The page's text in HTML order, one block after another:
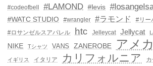
#codeofbell #LAMOND #levis
#WATC STUDIO #wrangler #ラモンド
#リー
#ロサンゼルスアパレル
htc Jelleycat Jellycat
NIKE
Tシャツ VANS ZANEROBE アメ
イギリス イタリア カリフォルニア